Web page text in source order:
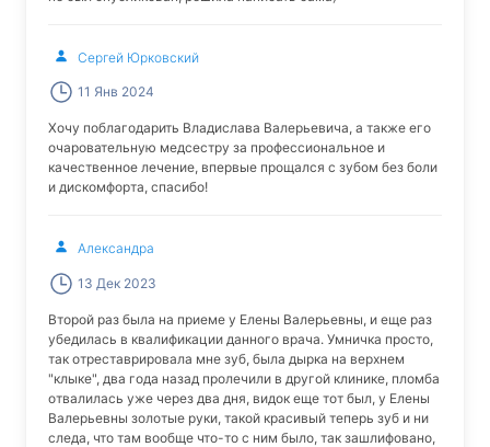
Сергей Юрковский
11 Янв 2024
Хочу поблагодарить Владислава Валерьевича, а также его
очаровательную медсестру за профессиональное и
качественное лечение, впервые прощался с зубом без боли
и дискомфорта, спасибо!
Александра
13 Дек 2023
Второй раз была на приеме у Елены Валерьевны, и еще раз
убедилась в квалификации данного врача. Умничка просто,
так отреставрировала мне зуб, была дырка на верхнем
"клыке", два года назад пролечили в другой клинике, пломба
отвалилась уже через два дня, видок еще тот был, у Елены
Валерьевны золотые руки, такой красивый теперь зуб и ни
следа, что там вообще что-то с ним было, так зашлифовано,